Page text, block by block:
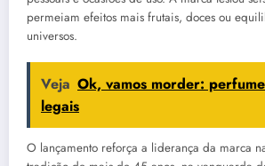
permeiam efeitos mais frutais, doces ou
universos.
Veja Ok, vamos morder:
legais
O lançamento reforça a liderança da marca